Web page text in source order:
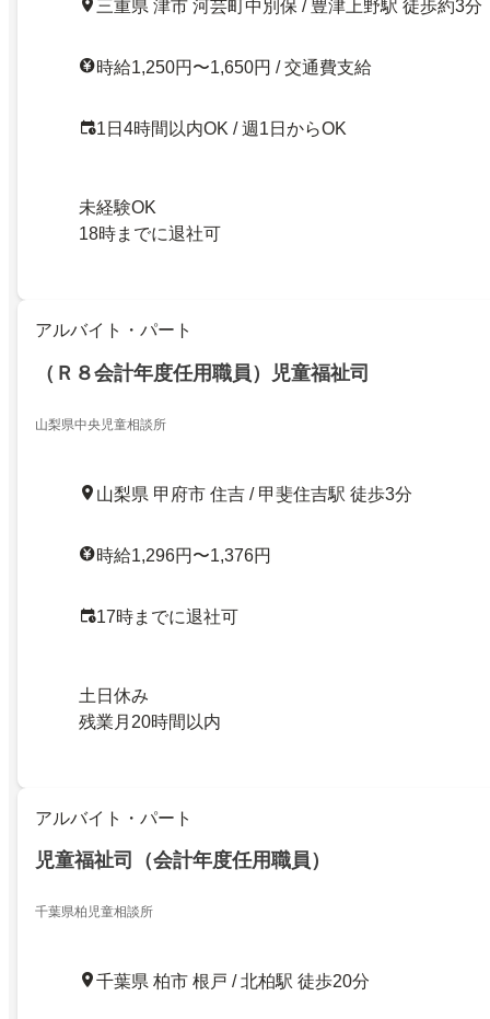
三重県 津市 河芸町中別保 / 豊津上野駅 徒歩約3分
時給1,250円〜1,650円 / 交通費支給
1日4時間以内OK / 週1日からOK
未経験OK
18時までに退社可
アルバイト・パート
（Ｒ８会計年度任用職員）児童福祉司
山梨県中央児童相談所
山梨県 甲府市 住吉 / 甲斐住吉駅 徒歩3分
時給1,296円〜1,376円
17時までに退社可
土日休み
残業月20時間以内
アルバイト・パート
児童福祉司（会計年度任用職員）
千葉県柏児童相談所
千葉県 柏市 根戸 / 北柏駅 徒歩20分